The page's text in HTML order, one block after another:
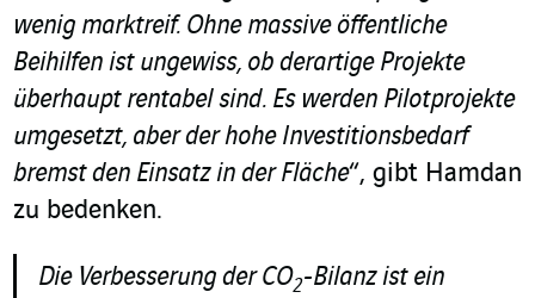
wenig marktreif. Ohne massive öffentliche
Beihilfen ist ungewiss, ob derartige Projekte
überhaupt rentabel sind. Es werden Pilotprojekte
umgesetzt, aber der hohe Investitionsbedarf
bremst den Einsatz in der Fläche“, gibt Hamdan
zu bedenken.
Die Verbesserung der CO2-Bilanz ist ein